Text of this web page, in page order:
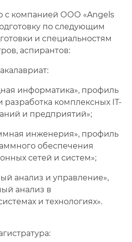
с компанией ООО «Angels
по следующим
и специальностям
аспирантов:
информатика», профиль
разработка комплексных IT-
и предприятий»;
инженерия», профиль
обеспечения
сетей и систем»;
анализ и управление»,
анализ в
и технологиях».